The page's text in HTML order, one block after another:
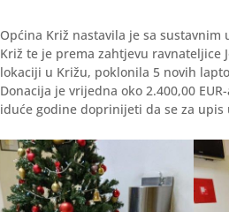
Općina Križ nastavila je sa
Križ te je prema zahtjevu ravnateljice
lokaciji u Križu, poklonila 5 novih
Donacija je vrijedna oko 2.400,00
iduće godine doprinijeti da se za